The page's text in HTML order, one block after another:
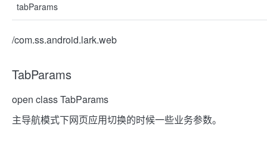
tabParams
/com.ss.android.lark.web
TabParams
open class TabParams
主导航模式下网页应用切换的时候一些业务参数。